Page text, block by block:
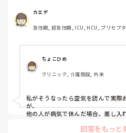
菓子を4袋くらい買って行ったんで
裏であんなに迷惑かけたのにファミ
れてるよねとお局がクラークさん
いな感じ、やむを得ない理由での
ーパックとかみんなで食べれるお
暗黙のルールがありました。
転職して初めての何日も休む休み
にしましたが…
ぶっちゃけ遊んでたわけではなくむ
のにお菓子ごときでって話なんで
カエデ
急性期, 超急性期, ICU, HCU, プリセプ
ちょこひめ
クリニック, 介護施設, 外来
私がそうなったら空気を読んで実際
が、
他の人が病気で休んだ場合、差し入
コロナ感染の類や急病の場合は特に
回答をもっと